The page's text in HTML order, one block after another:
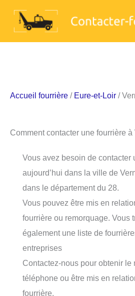
Accueil fourrière / Eure-et-Loir /
Comment contacter une fourrière
Vous avez besoin de contacter
aujourd’hui dans la ville de
dans le département du 28.
Vous pouvez être mis en
fourrière ou remorquage. Vous
également une liste de
entreprises
Contactez-nous pour obtenir le
téléphone ou être mis en
fourrière.